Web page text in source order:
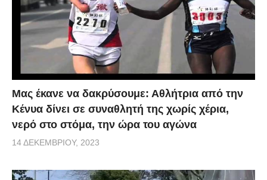
Μας έκανε να δακρύσουμε: Αθλήτρια από την
Κένυα δίνει σε συναθλητή της χωρίς χέρια,
νερό στο στόμα, την ώρα του αγώνα
14 ΔΕΚΕΜΒΡΊΟΥ, 2023